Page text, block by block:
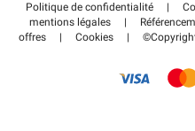
Régler votre stationnement
Wiki
Guide du stationnement
Politique de confidentialité |
mentions légales
|
offres
| Cookies |